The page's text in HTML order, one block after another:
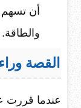
أن
والطاقة.
القصة
عندما قررت